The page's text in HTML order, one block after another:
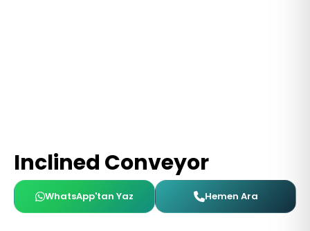
Inclined Conveyor
WhatsApp'tan Yaz Hemen Ara